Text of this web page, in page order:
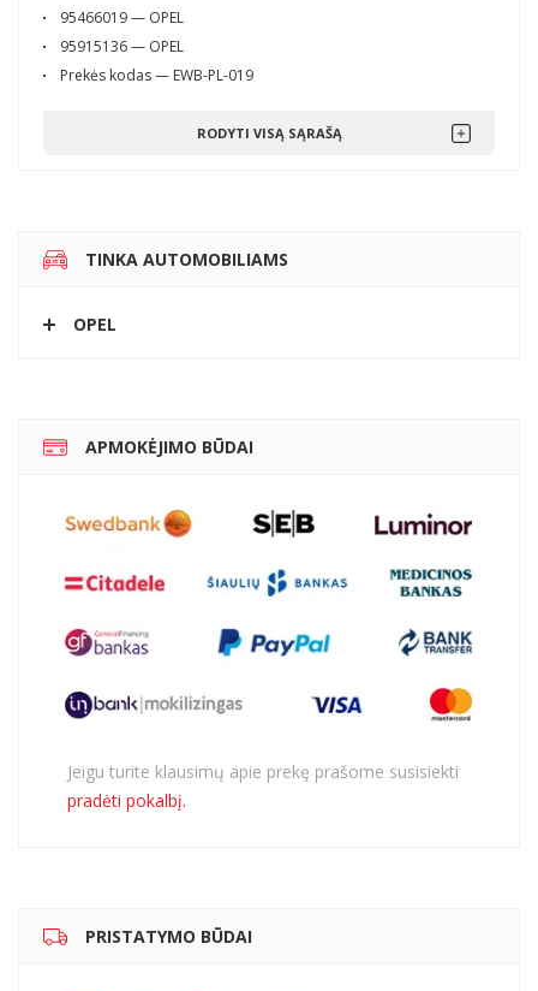
95466019 — OPEL
95915136 — OPEL
Prekės kodas — EWB-PL-019
RODYTI VISĄ SĄRAŠĄ
TINKA AUTOMOBILIAMS
OPEL
APMOKĖJIMO BŪDAI
Jeigu turite klausimų apie prekę prašome susisiekti
pradėti pokalbį.
PRISTATYMO BŪDAI